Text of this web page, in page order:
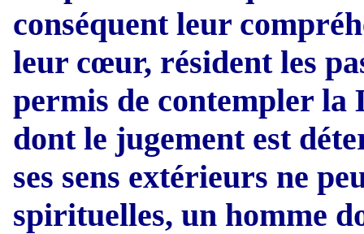
conséquent leur
leur cœur, résident les
permis de contempler
dont le jugement est
ses sens extérieurs ne
spirituelles, un homme